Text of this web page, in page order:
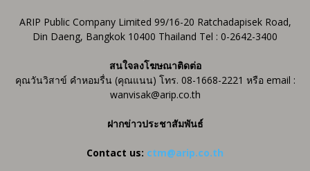
ARIP Public Company Limited 99/16-20 Ratchadapisek Road,
Din Daeng, Bangkok 10400 Thailand Tel : 0-2642-3400
สนใจลงโฆษณาติดต่อ
คุณวันวิสาข์ คำหอมรื่น (คุณแนน) โทร. 08-1668-2221 หรือ email :
wanvisak@arip.co.th
ฝากข่าวประชาสัมพันธ์
Contact us: ctm@arip.co.th